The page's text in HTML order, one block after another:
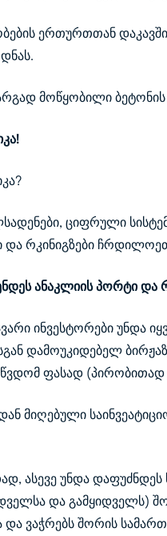
ერთურთთან
მოწყობილი ბეტონის
ციფრული
რკინიგზები ჩრდილოეთ
ანაკლიის პორტი
ინვესტორები უნდა
დამოუკიდებელ
ფასად
მიღებული
ასევე უნდა
და გამყიდველს)
ვაჭრებს შორის